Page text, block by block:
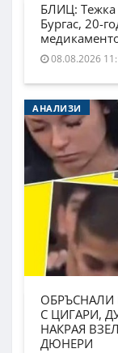
БЛИЦ: Тежка
Бургас, 20-
08.08.2026
АНАЛИЗИ
ОБРЪСНАЛИ
С ЦИГАРИ,
НАКРАЯ
ДЮНЕРИ